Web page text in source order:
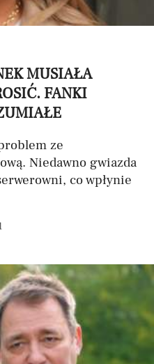
MUSIAŁA
FANKI
ze
Niedawno gwiazda
co wpłynie